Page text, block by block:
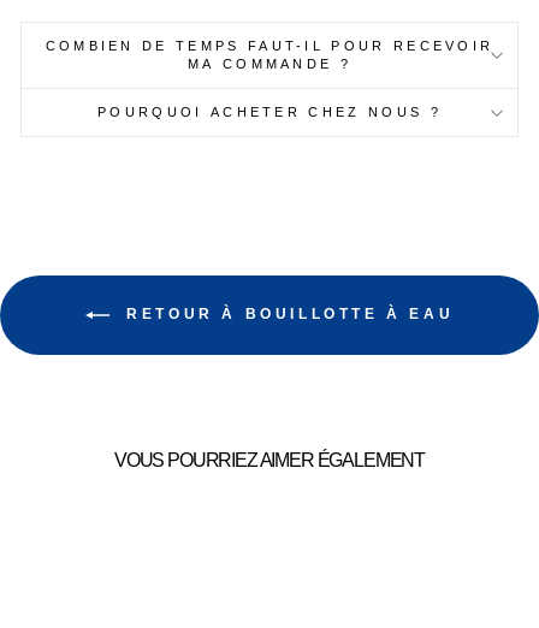
COMBIEN DE TEMPS FAUT-IL POUR RECEVOIR
MA COMMANDE ?
POURQUOI ACHETER CHEZ NOUS ?
RETOUR À BOUILLOTTE À EAU
VOUS POURRIEZ AIMER ÉGALEMENT